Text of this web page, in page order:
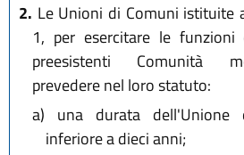
2. Le Unioni di Comuni istituite
1, per esercitare le
preesistenti Comunità
prevedere nel loro statuto:
a) una durata dell'Unione
inferiore a dieci anni;